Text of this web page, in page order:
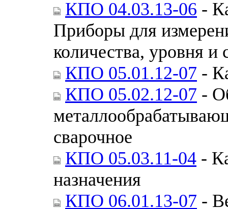
КПО 04.03.13-06 -
Приборы для
количества, уровня и
КПО 05.01.12-07 -
КПО 05.02.12-07 -
сварочное
КПО 05.03.11-04 -
назначения
КПО 06.01.13-07 -